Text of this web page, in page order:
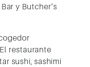
y Butcher’s
restaurante
sushi, sashimi